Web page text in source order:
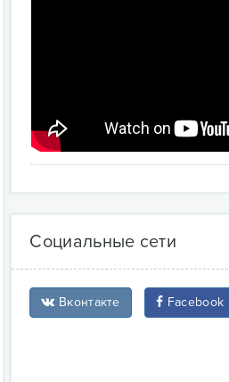
Социальные сети
Вконтакте Facebook